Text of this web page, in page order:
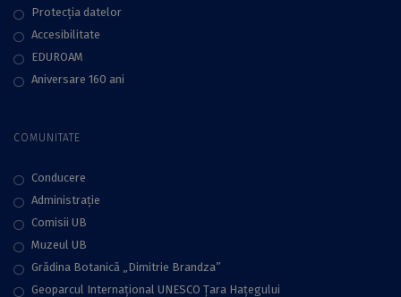
Protecţia datelor
Accesibilitate
EDUROAM
Aniversare 160 ani
COMUNITATE
Conducere
Administraţie
Comisii UB
Muzeul UB
Grădina Botanică „Dimitrie Brandza”
Geoparcul Internațional UNESCO Țara Hațegului